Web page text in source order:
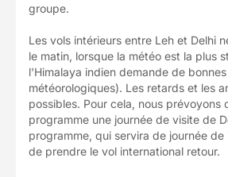
groupe.
Les vols intérieurs entre Leh et Delhi
le matin, lorsque la météo est la plus
l'Himalaya indien demande de
météorologiques). Les retards et les
possibles. Pour cela, nous prévoyons
programme une journée de visite de
programme, qui servira de journée
de prendre le vol international retour.